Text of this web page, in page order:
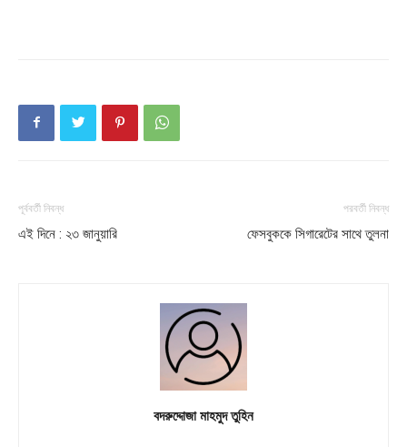
Contact us
Download PhotoCard
পূর্ববর্তী নিবন্ধ
এই দিনে : ২৩ জানুয়ারি
পরবর্তী নিবন্ধ
ফেসবুককে সিগারেটের সাথে তুলনা
বদরুদ্দোজা মাহমুদ তুহিন